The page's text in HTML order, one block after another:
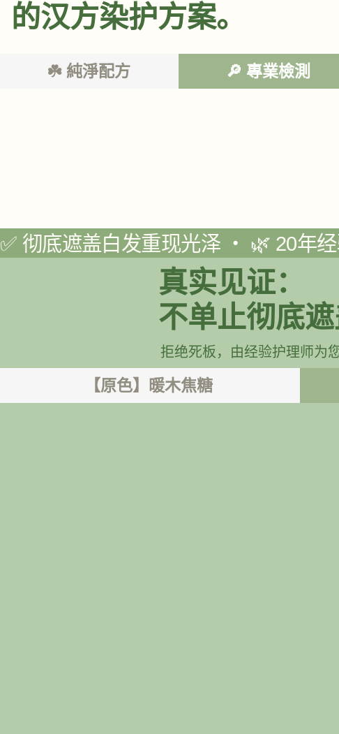
的汉方染护方案。
☘️ 純淨配方 🔎 專業檢測
真实见证：
不单止彻底
拒绝死板，由经验护理师为
【原色】暖木焦糖